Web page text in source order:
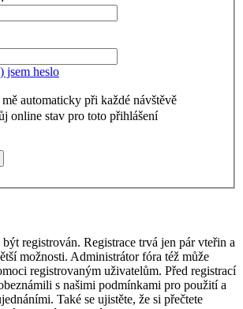
jsem heslo
automaticky při každé návštěvě
online stav pro toto přihlášení
registrován. Registrace trvá jen pár vteřin a
možnosti. Administrátor fóra též může
registrovaným uživatelům. Před registrací
s našimi podmínkami pro použití a
Také se ujistěte, že si přečtete